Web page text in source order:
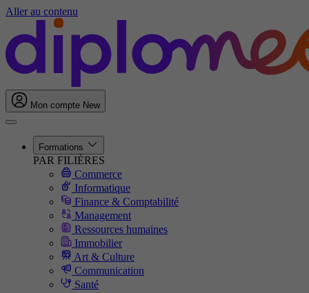
Aller au contenu
Mon compte New
Formations
PAR FILIÈRES
Commerce
Informatique
Finance & Comptabilité
Management
Ressources humaines
Immobilier
Art & Culture
Communication
Santé